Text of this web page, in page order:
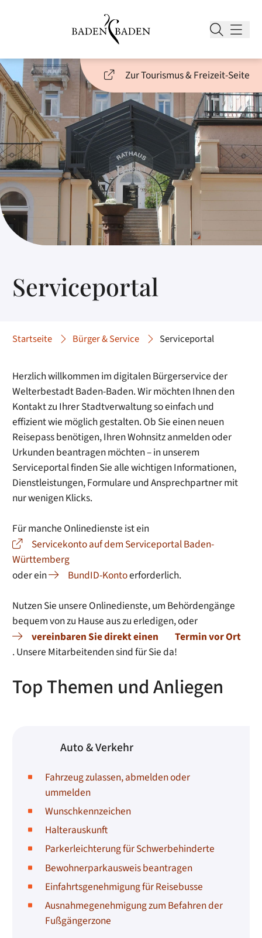
Zur Tourismus & Freizeit-Seite
Serviceportal
Startseite Bürger & Service Serviceportal
Herzlich willkommen im digitalen Bürgerservice der
Welterbestadt Baden-Baden. Wir möchten Ihnen den
Kontakt zu Ihrer Stadtverwaltung so einfach und
effizient wie möglich gestalten. Ob Sie einen neuen
Reisepass benötigen, Ihren Wohnsitz anmelden oder
Urkunden beantragen möchten – in unserem
Serviceportal finden Sie alle wichtigen Informationen,
Dienstleistungen, Formulare und Ansprechpartner mit
nur wenigen Klicks.
Für manche Onlinedienste ist ein
Servicekonto auf dem Serviceportal Baden-
Württemberg
oder ein
BundID-Kontoerforderlich.
Nutzen Sie unsere Onlinedienste, um Behördengänge
bequem von zu Hause aus zu erledigen, oder
vereinbaren Sie direkt einen
Termin vor Ort
. Unsere Mitarbeitenden sind für Sie da!
Top Themen und Anliegen
Auto & Verkehr
Fahrzeug zulassen, abmelden oder
ummelden
Wunschkennzeichen
Halterauskunft
Parkerleichterung für Schwerbehinderte
Bewohnerparkausweis beantragen
Einfahrtsgenehmigung für Reisebusse
Ausnahmegenehmigung zum Befahren der
Fußgängerzone